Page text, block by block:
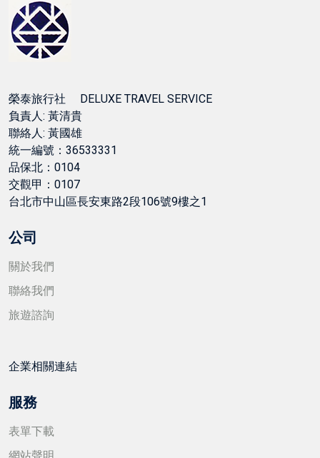
榮泰旅行社 DELUXE TRAVEL SERVICE
負責人: 黃清貴
聯絡人: 黃國雄
統一編號：36533331
品保北：0104
交觀甲：0107
台北市中山區長安東路2段106號9樓之1
公司
關於我們
聯絡我們
旅遊諮詢
企業相關連結
服務
表單下載